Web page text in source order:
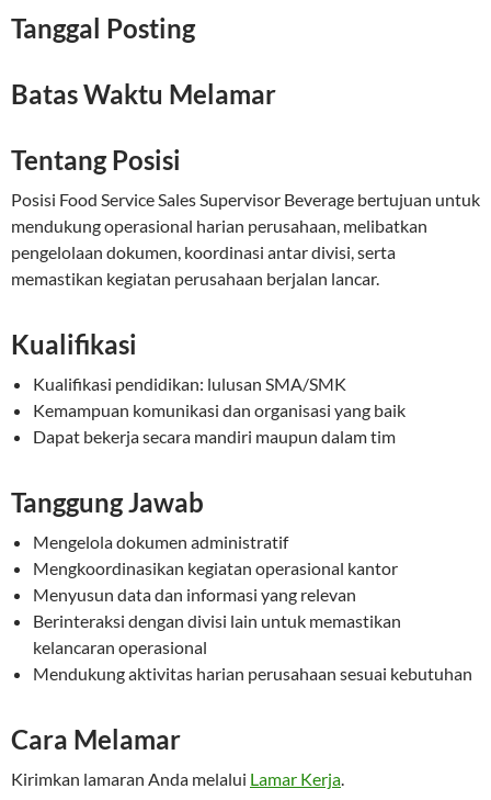
Tanggal Posting
Batas Waktu Melamar
Tentang Posisi
Posisi Food Service Sales Supervisor Beverage bertujuan untuk
mendukung operasional harian perusahaan, melibatkan
pengelolaan dokumen, koordinasi antar divisi, serta
memastikan kegiatan perusahaan berjalan lancar.
Kualifikasi
Kualifikasi pendidikan: lulusan SMA/SMK
Kemampuan komunikasi dan organisasi yang baik
Dapat bekerja secara mandiri maupun dalam tim
Tanggung Jawab
Mengelola dokumen administratif
Mengkoordinasikan kegiatan operasional kantor
Menyusun data dan informasi yang relevan
Berinteraksi dengan divisi lain untuk memastikan
kelancaran operasional
Mendukung aktivitas harian perusahaan sesuai kebutuhan
Cara Melamar
Kirimkan lamaran Anda melalui Lamar Kerja.